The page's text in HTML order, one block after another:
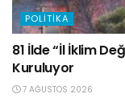
POLITIKA
81 İlde “İl İklim
Kuruluyor
7 AĞUSTOS 2026